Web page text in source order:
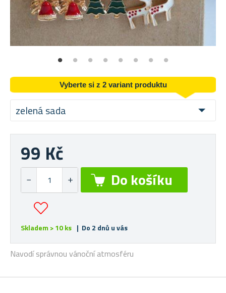
Vyberte si z 2 variant produktu
zelená sada
Navodí správnou vánoční atmosféru
99 Kč
Skladem > 10 ks | Do 2 dnů u vás